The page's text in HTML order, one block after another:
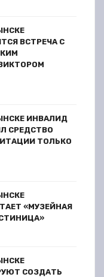
ВСТРЕЧА С
ИНВАЛИД
СРЕДСТВО
ТОЛЬКО
«МУЗЕЙНАЯ
СОЗДАТЬ